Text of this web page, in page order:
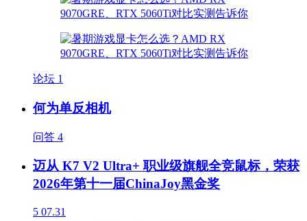
论坛 1
何为单反相机
问答 4
迈从 K7 V2 Ultra+ 职业级旗舰全竞鼠标，荣获
2026年第十一届ChinaJoy黑金奖
5 07.31